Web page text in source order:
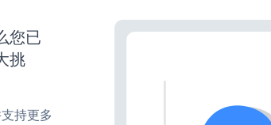
您已
挑
持更多